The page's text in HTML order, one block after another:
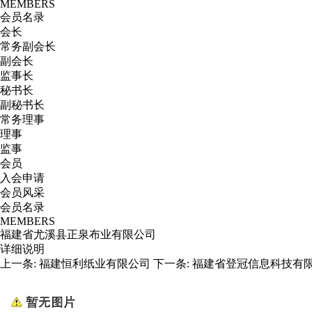
MEMBERS
会员名录
会长
常务副会长
副会长
监事长
秘书长
副秘书长
常务理事
理事
监事
会员
入会申请
会员风采
会员名录
MEMBERS
福建省尤溪县正泉布业有限公司
详细说明
上一条: 福建恒利纸业有限公司 下一条: 福建省登冠信息科技有